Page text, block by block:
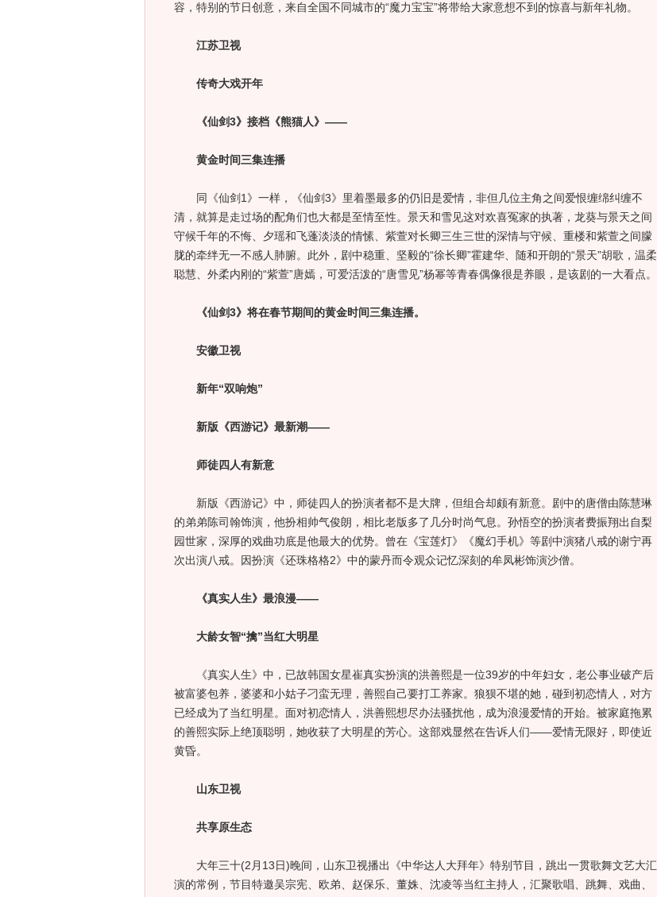
容，特别的节日创意，来自全国不同城市的“魔力宝宝”将带给大家意想不到的惊喜与新年礼物。
江苏卫视
传奇大戏开年
《仙剑3》接档《熊猫人》——
黄金时间三集连播
同《仙剑1》一样，《仙剑3》里着墨最多的仍旧是爱情，非但几位主角之间爱恨缠绵纠缠不
清，就算是走过场的配角们也大都是至情至性。景天和雪见这对欢喜冤家的执著，龙葵与景天之间
守候千年的不悔、夕瑶和飞蓬淡淡的情愫、紫萱对长卿三生三世的深情与守候、重楼和紫萱之间朦
胧的牵绊无一不感人肺腑。此外，剧中稳重、坚毅的“徐长卿”霍建华、随和开朗的“景天”胡歌，温柔
聪慧、外柔内刚的“紫萱”唐嫣，可爱活泼的“唐雪见”杨幂等青春偶像很是养眼，是该剧的一大看点。
《仙剑3》将在春节期间的黄金时间三集连播。
安徽卫视
新年“双响炮”
新版《西游记》最新潮——
师徒四人有新意
新版《西游记》中，师徒四人的扮演者都不是大牌，但组合却颇有新意。剧中的唐僧由陈慧琳
的弟弟陈司翰饰演，他扮相帅气俊朗，相比老版多了几分时尚气息。孙悟空的扮演者费振翔出自梨
园世家，深厚的戏曲功底是他最大的优势。曾在《宝莲灯》《魔幻手机》等剧中演猪八戒的谢宁再
次出演八戒。因扮演《还珠格格2》中的蒙丹而令观众记忆深刻的牟凤彬饰演沙僧。
《真实人生》最浪漫——
大龄女智“擒”当红大明星
《真实人生》中，已故韩国女星崔真实扮演的洪善熙是一位39岁的中年妇女，老公事业破产后
被富婆包养，婆婆和小姑子刁蛮无理，善熙自己要打工养家。狼狈不堪的她，碰到初恋情人，对方
已经成为了当红明星。面对初恋情人，洪善熙想尽办法骚扰他，成为浪漫爱情的开始。被家庭拖累
的善熙实际上绝顶聪明，她收获了大明星的芳心。这部戏显然在告诉人们——爱情无限好，即使近
黄昏。
山东卫视
共享原生态
大年三十(2月13日)晚间，山东卫视播出《中华达人大拜年》特别节目，跳出一贯歌舞文艺大汇
演的常例，节目特邀吴宗宪、欧弟、赵保乐、董姝、沈凌等当红主持人，汇聚歌唱、跳舞、戏曲、